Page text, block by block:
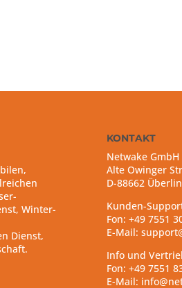
Winter-
Dienst,
KONTAKT
Netwake GmbH
Alte Owinger
D-88662
Kunden-
Fon: +49 7551
E-Mail:
Info und
Fon: +49 7551
E-Mail: